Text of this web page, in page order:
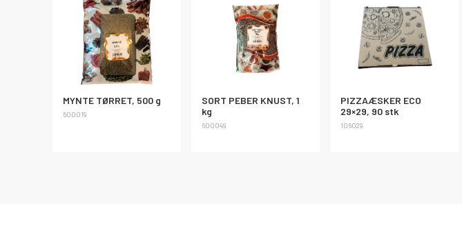
MYNTE TØRRET, 500 g
600019
SORT PEBER KNUST, 1
kg
600049
PIZZAÆSKER ECO
29×29, 90 stk
106029